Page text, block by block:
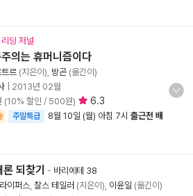
딩 저널
의는 휴머니즘이다
르 (지은이), 방곤 (옮긴이)
2013년 02월
(10% 할인 / 500원) 6.3
주말특급 8월 10일 (월) 아침 7시 출근전 배
되찾기 - 바리에테 38
이퍼스 찰스 테일러 (지은이), 이윤일 (옮긴이)